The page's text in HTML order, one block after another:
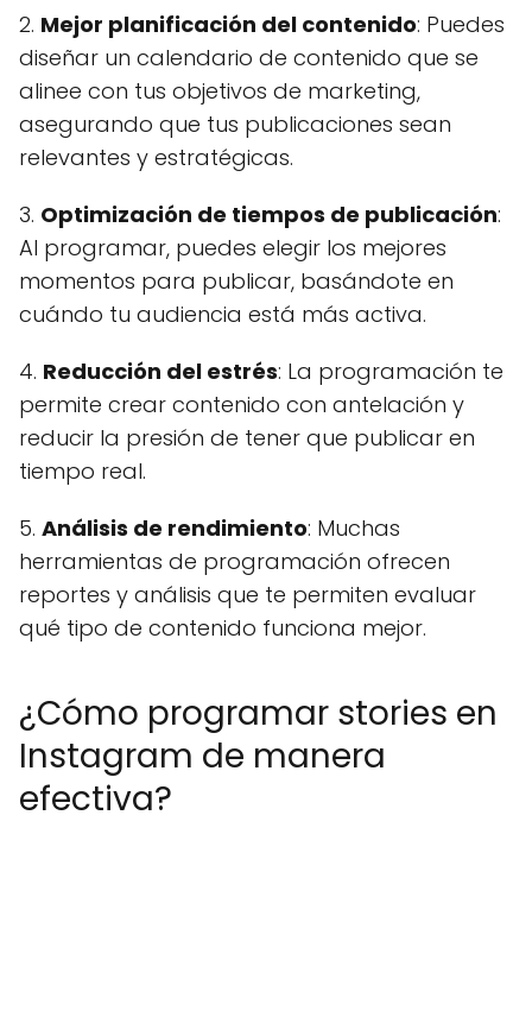
2. Mejor planificación del contenido: Puedes
diseñar un calendario de contenido que se
alinee con tus objetivos de marketing,
asegurando que tus publicaciones sean
relevantes y estratégicas.
3. Optimización de tiempos de publicación:
Al programar, puedes elegir los mejores
momentos para publicar, basándote en
cuándo tu audiencia está más activa.
4. Reducción del estrés: La programación te
permite crear contenido con antelación y
reducir la presión de tener que publicar en
tiempo real.
5. Análisis de rendimiento: Muchas
herramientas de programación ofrecen
reportes y análisis que te permiten evaluar
qué tipo de contenido funciona mejor.
¿Cómo programar stories en
Instagram de manera
efectiva?